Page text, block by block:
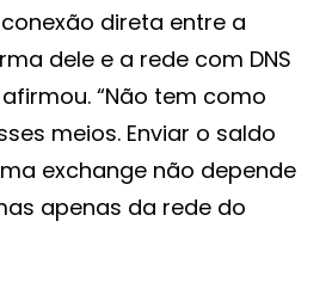
direta entre a
dele e a rede com DNS
“Não tem como
meios. Enviar o saldo
exchange não depende
apenas da rede do